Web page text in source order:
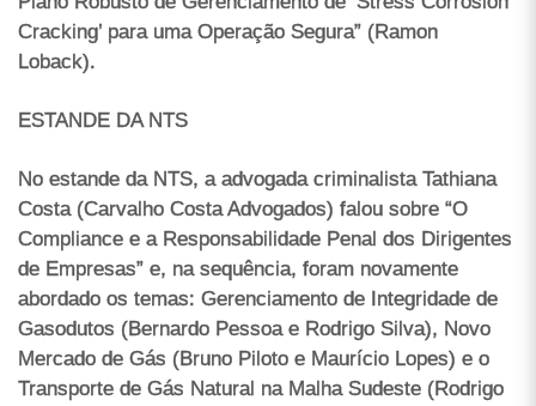
Cracking’ para uma Operação Segura” (Ramon
Loback).
ESTANDE DA NTS
No estande da NTS, a advogada criminalista Tathiana
Costa (Carvalho Costa Advogados) falou sobre “O
Compliance e a Responsabilidade Penal dos Dirigentes
de Empresas” e, na sequência, foram novamente
abordado os temas: Gerenciamento de Integridade de
Gasodutos (Bernardo Pessoa e Rodrigo Silva), Novo
Mercado de Gás (Bruno Piloto e Maurício Lopes) e o
Transporte de Gás Natural na Malha Sudeste (Rodrigo